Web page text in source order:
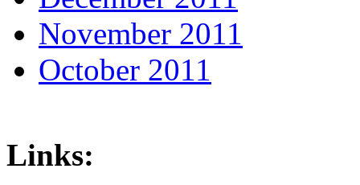
November 2011
October 2011
Links: